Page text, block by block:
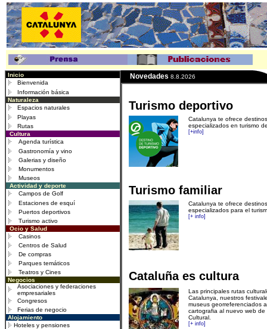
Inicio
Bienvenida
Información básica
Naturaleza
Espacios naturales
Playas
Rutas
Cultura
Agenda turística
Gastronomía y vino
Galerias y diseño
Monumentos
Museos
Actividad y deporte
Campos de Golf
Estaciones de esquí
Puertos deportivos
Turismo activo
Ocio y Salud
Casinos
Centros de Salud
De compras
Parques temáticos
Teatros y Cines
Negocios
Asociaciones y federaciones
empresariales
Congresos
Ferias de negocio
Alojamiento
Hoteles y pensiones
Novedades 8.8.2026
Turismo deportivo
Catalunya te ofrece destinos
especializados en turismo
[+info]
Turismo familiar
Catalunya te ofrece destinos
especializados para el
[+ info]
Cataluña es cultura
Las principales rutas
Catalunya , nuestros
museus georreferenciados
cartografia al nuevo web de
Cultural.
[+ info]